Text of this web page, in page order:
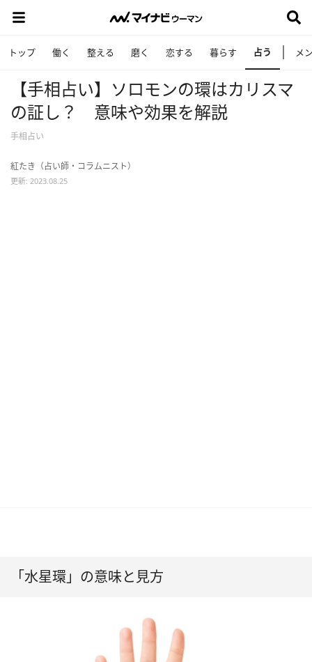
トップ 働く 整える 磨く 恋する 暮らす 占う メ
【手相占い】ソロモンの環はカリスマ
の証し？ 意味や効果を解説
手相占い
紅たき（占い師・コラムニスト）
更新: 2023.08.25
「水星環」の意味と見方